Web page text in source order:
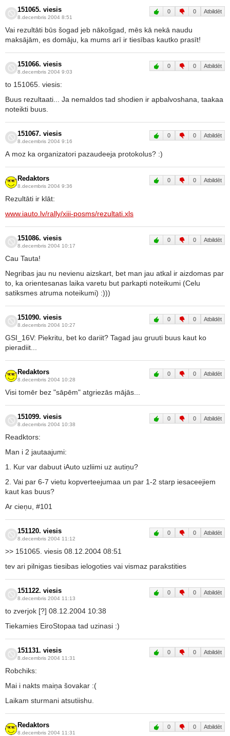
151065. viesis
8.decembris 2004 8:51
0 0 Atbildēt
Vai rezultāti būs šogad jeb nākošgad, mēs kā nekā naudu
maksājām, es domāju, ka mums arī ir tiesības kautko prasīt!
151066. viesis
8.decembris 2004 9:03
0 0 Atbildēt
to 151065. viesis:
Buus rezultaati... Ja nemaldos tad shodien ir apbalvoshana, taakaa
noteikti buus.
151067. viesis
8.decembris 2004 9:16
0 0 Atbildēt
A moz ka organizatori pazaudeeja protokolus? :)
Redaktors
8.decembris 2004 9:36
0 0 Atbildēt
Rezultāti ir klāt:
www.iauto.lv/rally/xiii-posms/rezultati.xls
151086. viesis
8.decembris 2004 10:17
0 0 Atbildēt
Cau Tauta!
Negribas jau nu nevienu aizskart, bet man jau atkal ir aizdomas par
to, ka orientesanas laika varetu but parkapti noteikumi (Celu
satiksmes atruma noteikumi) :)))
151090. viesis
8.decembris 2004 10:27
0 0 Atbildēt
GSI_16V: Piekritu, bet ko dariit? Tagad jau gruuti buus kaut ko
pieradiit...
Redaktors
8.decembris 2004 10:28
0 0 Atbildēt
Visi tomēr bez "sāpēm" atgriezās mājās...
151099. viesis
8.decembris 2004 10:38
0 0 Atbildēt
Readktors:
Man i 2 jautaajumi:
1. Kur var dabuut iAuto uzliimi uz autiņu?
2. Vai par 6-7 vietu kopverteejumaa un par 1-2 starp iesaceejiem
kaut kas buus?
Ar cieņu, #101
151120. viesis
8.decembris 2004 11:12
0 0 Atbildēt
>> 151065. viesis 08.12.2004 08:51
tev ari pilnigas tiesibas ielogoties vai vismaz parakstities
151122. viesis
8.decembris 2004 11:13
0 0 Atbildēt
to zverjok [?] 08.12.2004 10:38
Tiekamies EiroStopaa tad uzinasi :)
151131. viesis
8.decembris 2004 11:31
0 0 Atbildēt
Robchiks:
Mai i nakts maiņa šovakar :(
Laikam sturmani atsutiishu.
Redaktors
8.decembris 2004 11:31
0 0 Atbildēt